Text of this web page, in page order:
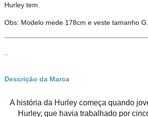
Hurley tem.
Obs: Modelo mede 178cm e veste tamanho G.
Descrição da Marca
A história da Hurley começa quando
Hurley, que havia trabalhado por